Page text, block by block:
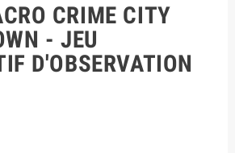
CRIME CITY
- JEU
D'OBSERVATION